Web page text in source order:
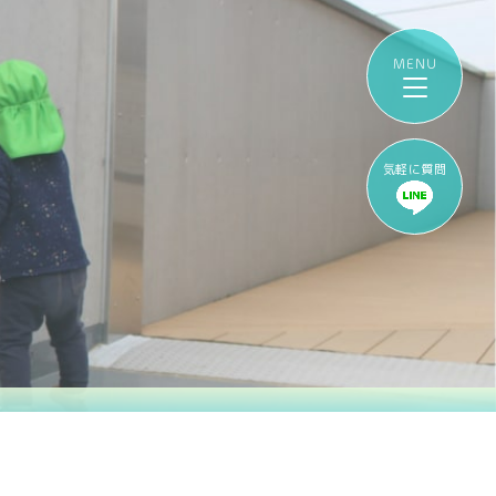
気軽に質問